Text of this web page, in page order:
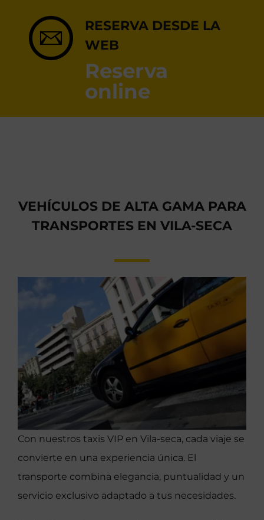
RESERVA DESDE LA
WEB
Reserva
online
VEHÍCULOS DE ALTA GAMA PARA
TRANSPORTES EN VILA-SECA
Con nuestros taxis VIP en Vila-seca, cada viaje se
convierte en una experiencia única. El
transporte combina elegancia, puntualidad y un
servicio exclusivo adaptado a tus necesidades.